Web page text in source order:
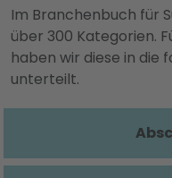
Im Branchenbuch für
über 300 Kategorien.
haben wir diese in die
unterteilt.